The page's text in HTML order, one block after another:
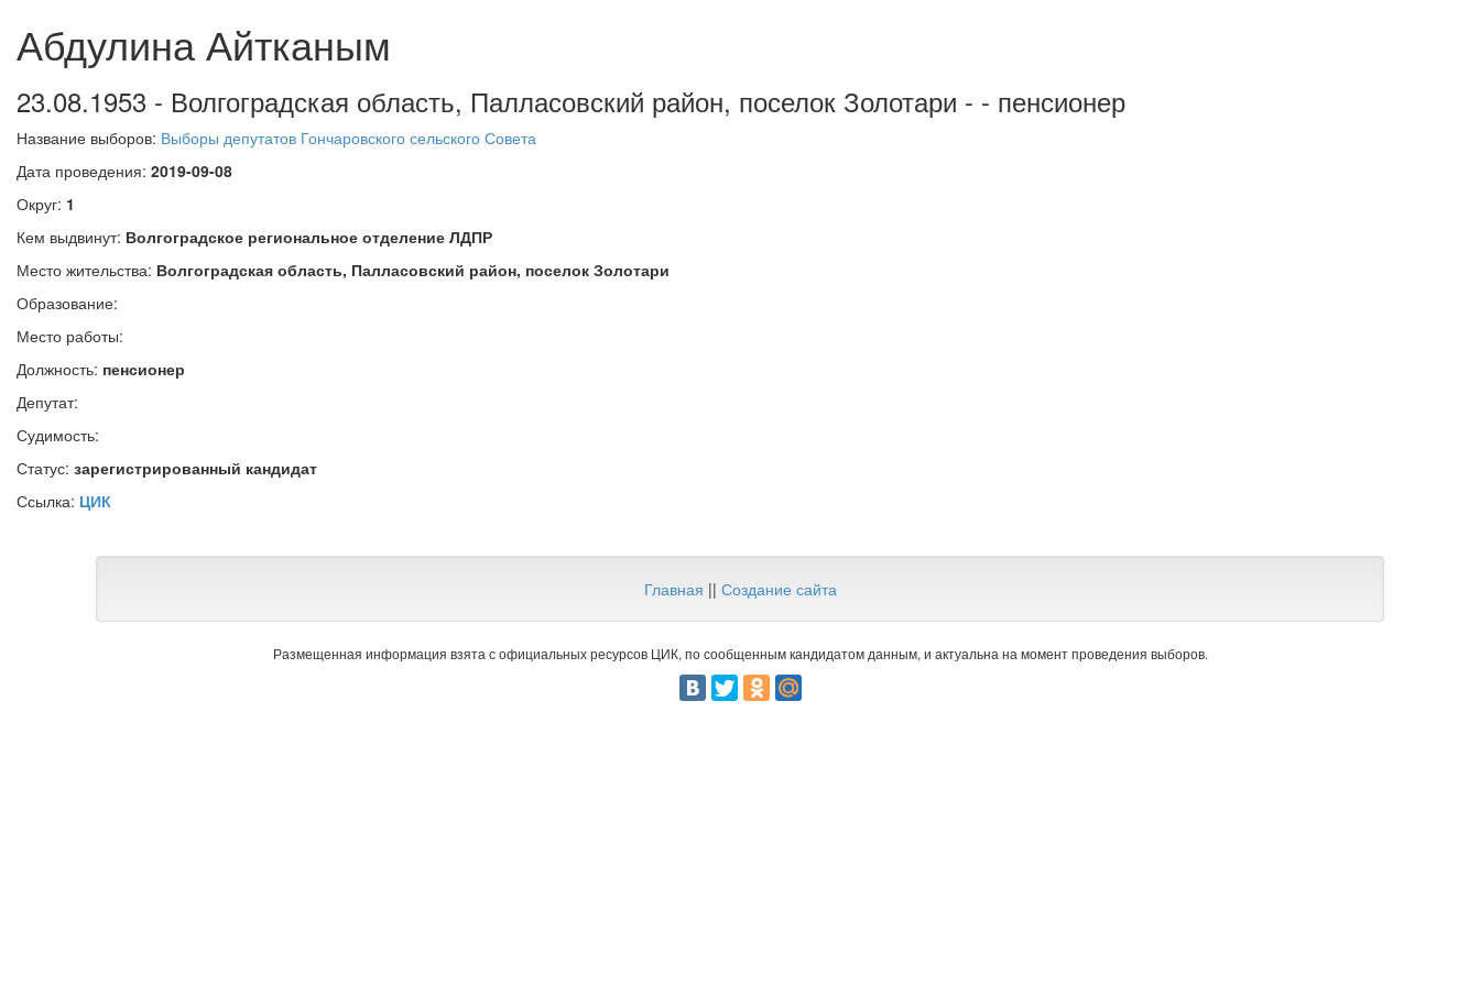
Абдулина Айтканым
23.08.1953 - Волгоградская область, Палласовский район, поселок Золотари - - пенсионер
Название выборов: Выборы депутатов Гончаровского сельского Совета
Дата проведения: 2019-09-08
Округ: 1
Кем выдвинут: Волгоградское региональное отделение ЛДПР
Место жительства: Волгоградская область, Палласовский район, поселок Золотари
Образование:
Место работы:
Должность: пенсионер
Депутат:
Судимость:
Статус: зарегистрированный кандидат
Ссылка: ЦИК
Главная || Создание сайта
Размещенная информация взята с официальных ресурсов ЦИК, по сообщенным кандидатом данным, и актуальна на момент проведения выборов.